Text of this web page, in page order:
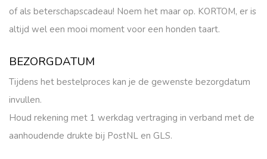
of als beterschapscadeau! Noem het maar op. KORTOM, er is
altijd wel een mooi moment voor een honden taart.
BEZORGDATUM
Tijdens het bestelproces kan je de gewenste bezorgdatum
invullen.
Houd rekening met 1 werkdag vertraging in verband met de
aanhoudende drukte bij PostNL en GLS.